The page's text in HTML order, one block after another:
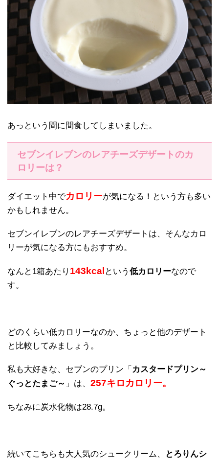
あっという間に間食してしまいました。
セブンイレブンのレアチーズデザートのカ
ロリーは？
ダイエット中でカロリーが気になる！という方も多い
かもしれません。
セブンイレブンのレアチーズデザートは、そんなカロ
リーが気になる方にもおすすめ。
なんと1箱あたり 143kcal という 低カロリーなので
す。
どのくらい低カロリーなのか、ちょっと他のデザート
と比較してみましょう。
私も大好きな、セブンのプリン「 カスタードプリン～
ぐっとたまご～ 」は、 257キロカロリー。
ちなみに炭水化物は28.7g。
続いてこちらも大人気のシュークリーム、
とろりんシ